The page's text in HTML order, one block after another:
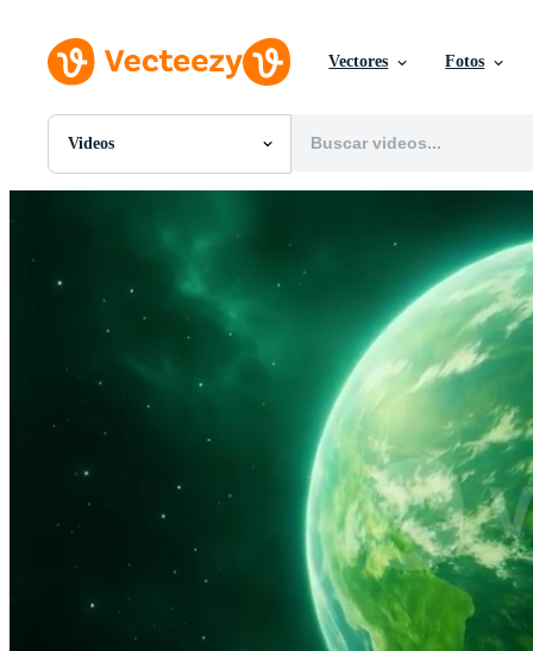
Vectores Fotos
Videos
Todas Imágenes
Plantillas
Vectores